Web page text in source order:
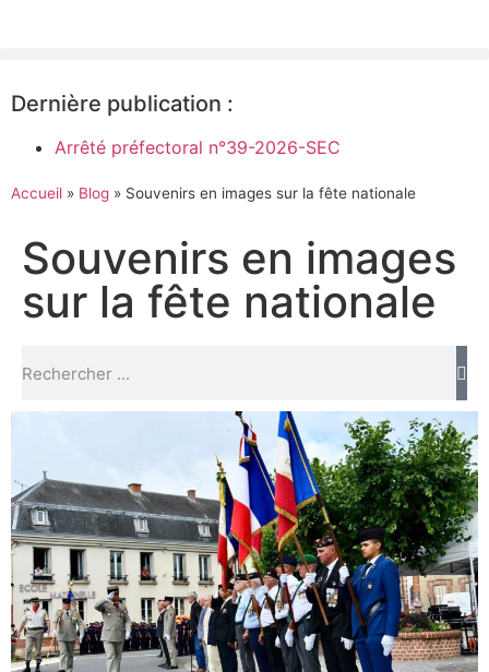
Dernière publication :
Arrêté préfectoral n°39-2026-SEC
Accueil » Blog » Souvenirs en images sur la fête nationale
Souvenirs en images
sur la fête nationale